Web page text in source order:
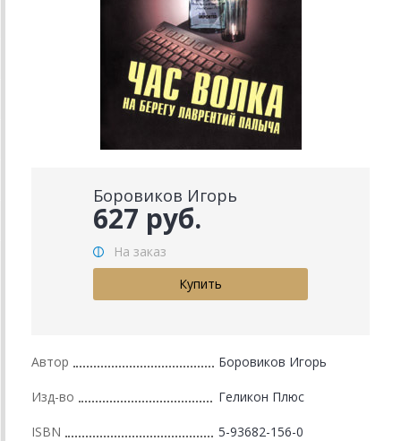
Боровиков Игорь
627 руб.
На заказ
Автор Боровиков Игорь
Изд-во Геликон Плюс
ISBN 5-93682-156-0